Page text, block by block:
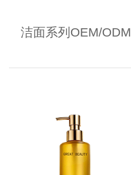
洁面系列OEM/ODM